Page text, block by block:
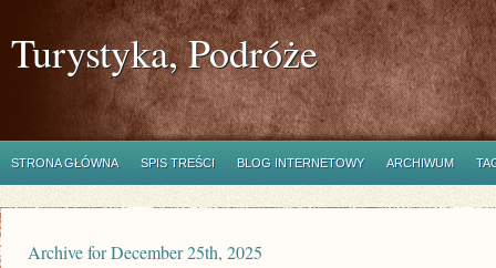
Turystyka, Podróże
STRONA GŁÓWNA SPIS TREŚCI BLOG INTERNETOWY ARCHIWUM
Archive for December 25th, 2025